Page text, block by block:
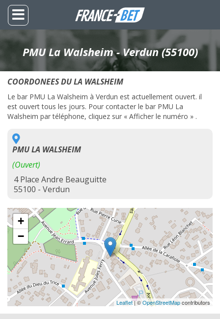
PMU La Walsheim - Verdun (55100)
COORDONEES DU LA WALSHEIM
Le bar PMU La Walsheim à Verdun est actuellement ouvert. il
est ouvert tous les jours. Pour contacter le bar PMU La
Walsheim par téléphone, cliquez sur « Afficher le numéro » .
PMU LA WALSHEIM
(Ouvert)
4 Place Andre Beauguitte
55100 - Verdun
+
−
Leaflet| ©OpenStreetMapcontributors